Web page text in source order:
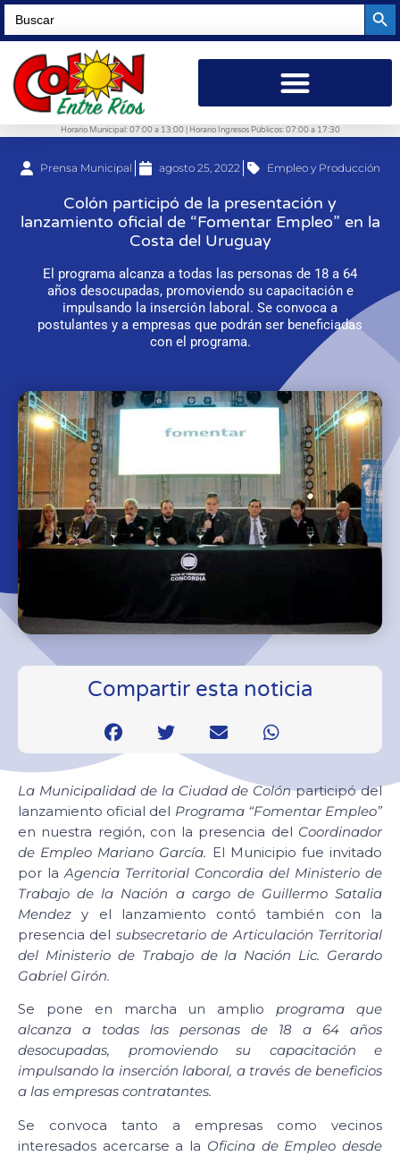
Search
for:
Horario Municipal: 07:00 a 13:00 | Horario Ingresos Públicos: 07:00 a 17:30
Prensa Municipal agosto 25, 2022 Empleo y Producción
Colón participó de la presentación y
lanzamiento oficial de “Fomentar Empleo” en la
Costa del Uruguay
El programa alcanza a todas las personas de 18 a 64
años desocupadas, promoviendo su capacitación e
impulsando la inserción laboral. Se convoca a
postulantes y a empresas que podrán ser beneficiadas
con el programa.
Compartir esta noticia
La Municipalidad de la Ciudad de Colónparticipó del
lanzamiento oficial del Programa “Fomentar Empleo”
en nuestra región, con la presencia del Coordinador
de Empleo Mariano García. El Municipio fue invitado
por laAgencia Territorial Concordia del Ministerio de
Trabajo de la Nación a cargo de Guillermo Satalia
Mendez y el lanzamiento contó también con la
presencia del subsecretario de Articulación Territorial
del Ministerio de Trabajo de la Nación Lic. Gerardo
Gabriel Girón.
Se pone en marcha un amplioprograma que
alcanza a todas las personas de 18 a 64 años
desocupadas, promoviendo su capacitación e
impulsando la inserción laboral, a través de beneficios
a las empresas contratantes.
Se convoca tanto a empresas como vecinos
interesados acercarse a la Oficina de Empleo desde